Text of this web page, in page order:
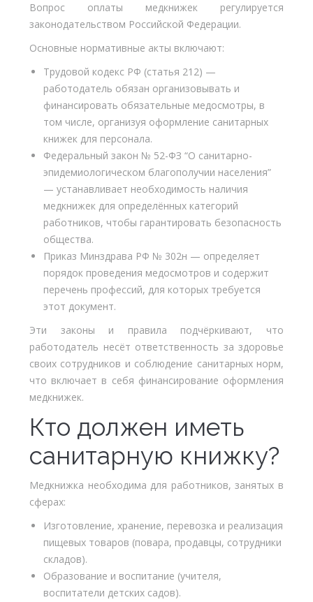
Вопрос оплаты медкнижек регулируется
законодательством Российской Федерации.
Основные нормативные акты включают:
Трудовой кодекс РФ (статья 212) —
работодатель обязан организовывать и
финансировать обязательные медосмотры, в
том числе, организуя оформление санитарных
книжек для персонала.
Федеральный закон № 52-ФЗ “О санитарно-
эпидемиологическом благополучии населения”
— устанавливает необходимость наличия
медкнижек для определённых категорий
работников, чтобы гарантировать безопасность
общества.
Приказ Минздрава РФ № 302н — определяет
порядок проведения медосмотров и содержит
перечень профессий, для которых требуется
этот документ.
Эти законы и правила подчёркивают, что
работодатель несёт ответственность за здоровье
своих сотрудников и соблюдение санитарных норм,
что включает в себя финансирование оформления
медкнижек.
Кто должен иметь
санитарную книжку?
Медкнижка необходима для работников, занятых в
сферах:
Изготовление, хранение, перевозка и реализация
пищевых товаров (повара, продавцы, сотрудники
складов).
Образование и воспитание (учителя,
воспитатели детских садов).